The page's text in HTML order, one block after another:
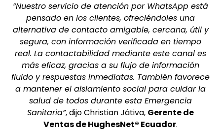
“Nuestro servicio de atención por WhatsApp está
pensado en los clientes, ofreciéndoles una
alternativa de contacto amigable, cercana, útil y
segura, con información verificada en tiempo
real. La contactabilidad mediante este canal es
más eficaz, gracias a su flujo de información
fluido y respuestas inmediatas. También favorece
a mantener el aislamiento social para cuidar la
salud de todos durante esta Emergencia
Sanitaria”, dijo Christian Játiva, Gerente de
Ventas de HughesNet® Ecuador.